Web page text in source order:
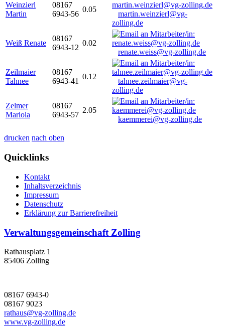
Weinzierl
Martin
08167
6943-56
0.05
martin.weinzierl@vg-
zolling.de
Weiß Renate
08167
6943-12
0.02
renate.weiss@vg-zolling.de
Zeilmaier
Tahnee
08167
6943-41
0.12
tahnee.zeilmaier@vg-
zolling.de
Zelmer
Mariola
08167
6943-57
2.05
kaemmerei@vg-zolling.de
drucken nach oben
Quicklinks
Kontakt
Inhaltsverzeichnis
Impressum
Datenschutz
Erklärung zur Barrierefreiheit
Verwaltungsgemeinschaft Zolling
Rathausplatz 1
85406 Zolling
08167 6943-0
08167 9023
rathaus@vg-zolling.de
www.vg-zolling.de